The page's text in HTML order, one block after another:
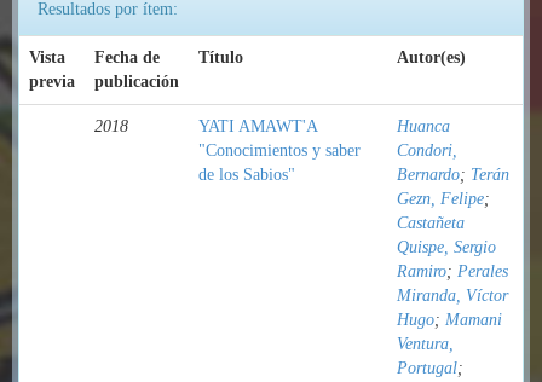
Resultados por ítem:
Vista
previa
Fecha de
publicación
Título Autor(es)
2018
YATI AMAWT'A
"Conocimientos y saber
de los Sabios"
Huanca
Condori,
Bernardo; Terán
Gezn, Felipe;
Castañeta
Quispe, Sergio
Ramiro; Perales
Miranda, Víctor
Hugo; Mamani
Ventura,
Portugal;